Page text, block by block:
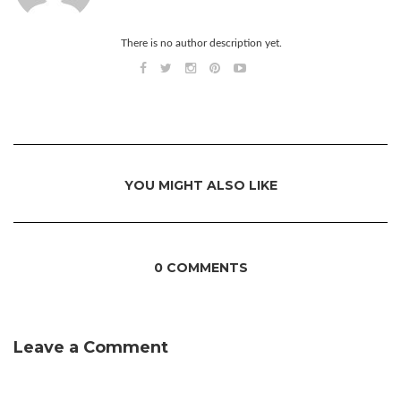
There is no author description yet.
YOU MIGHT ALSO LIKE
0 COMMENTS
Leave a Comment